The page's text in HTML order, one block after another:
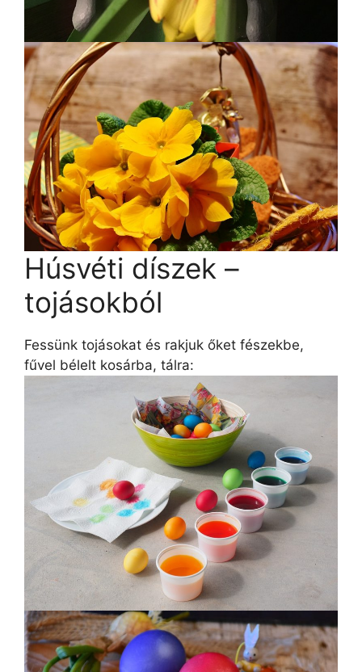
Húsvéti díszek –
tojásokból
Fessünk tojásokat és rakjuk őket fészekbe,
fűvel bélelt kosárba, tálra: